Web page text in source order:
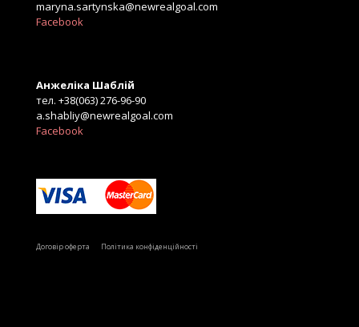
maryna.sartynska@newrealgoal.com
Facebook
Анжеліка Шаблій
тел. +38(063) 276-96-90
a.shabliy@newrealgoal.com
Facebook
Договір оферта Політика конфіденційності